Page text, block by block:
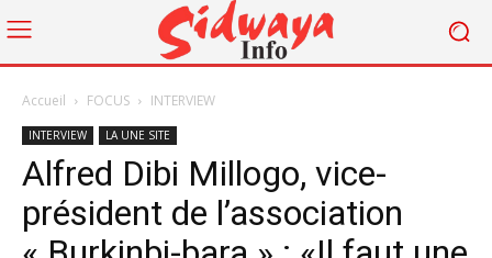
Accueil FOCUS INTERVIEW
INTERVIEW LA UNE SITE
Alfred Dibi Millogo, vice-
président de l’association